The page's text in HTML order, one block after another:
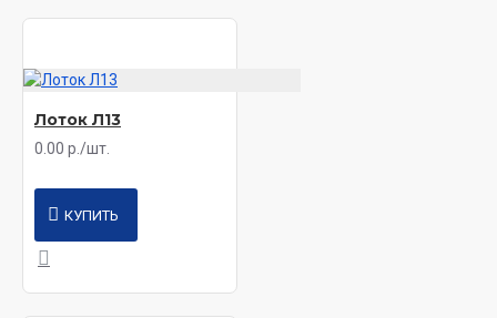
Лоток Л13
0.00 р./шт.
КУПИТЬ